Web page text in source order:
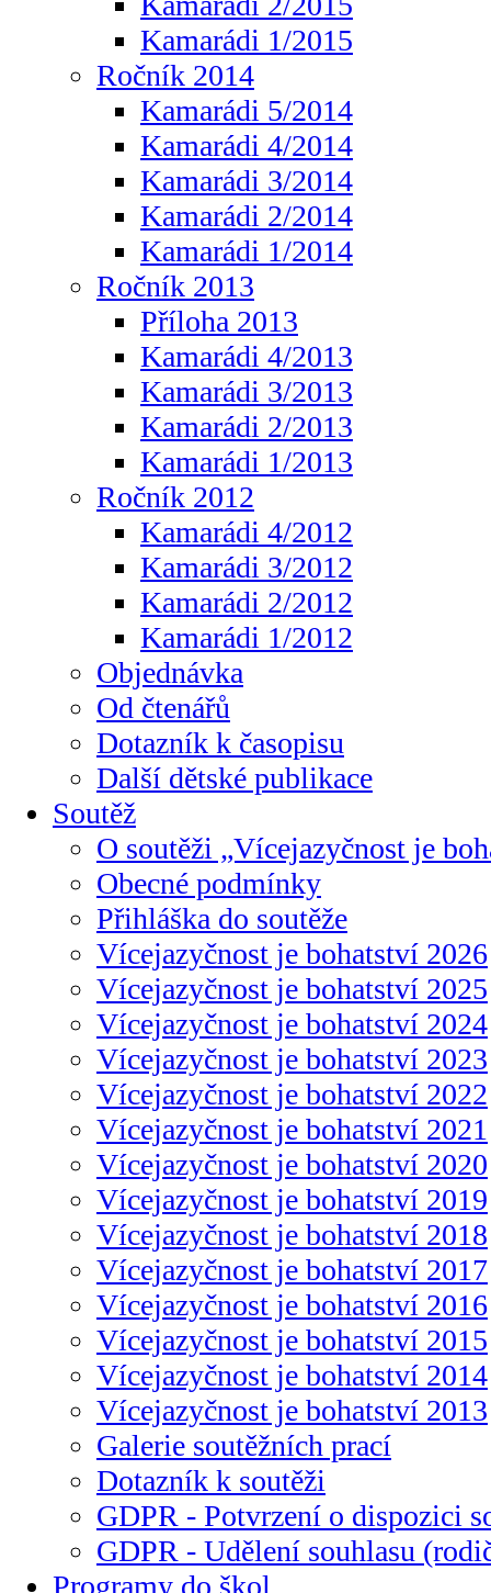
Kamarádi 1/2015
Ročník 2014
Kamarádi 5/2014
Kamarádi 4/2014
Kamarádi 3/2014
Kamarádi 2/2014
Kamarádi 1/2014
Ročník 2013
Příloha 2013
Kamarádi 4/2013
Kamarádi 3/2013
Kamarádi 2/2013
Kamarádi 1/2013
Ročník 2012
Kamarádi 4/2012
Kamarádi 3/2012
Kamarádi 2/2012
Kamarádi 1/2012
Objednávka
Od čtenářů
Dotazník k časopisu
Další dětské publikace
Soutěž
O soutěži „Vícejazyčnost je
Obecné podmínky
Přihláška do soutěže
Vícejazyčnost je bohatství 2026
Vícejazyčnost je bohatství 2025
Vícejazyčnost je bohatství 2024
Vícejazyčnost je bohatství 2023
Vícejazyčnost je bohatství 2022
Vícejazyčnost je bohatství 2021
Vícejazyčnost je bohatství 2020
Vícejazyčnost je bohatství 2019
Vícejazyčnost je bohatství 2018
Vícejazyčnost je bohatství 2017
Vícejazyčnost je bohatství 2016
Vícejazyčnost je bohatství 2015
Vícejazyčnost je bohatství 2014
Vícejazyčnost je bohatství 2013
Galerie soutěžních prací
Dotazník k soutěži
GDPR - Potvrzení o dispozici
GDPR - Udělení souhlasu